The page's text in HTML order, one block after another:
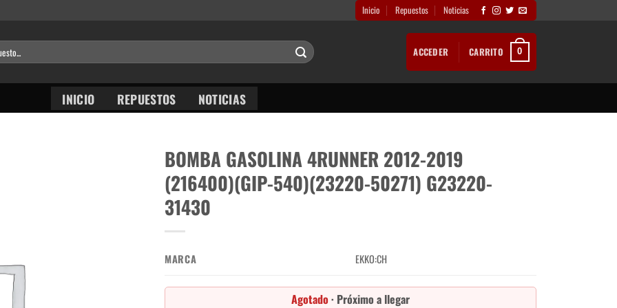
Inicio Repuestos Noticias
ACCEDER CARRITO 0
INICIO REPUESTOS NOTICIAS
BOMBA GASOLINA 4RUNNER 2012-2019
(216400)(GIP-540)(23220-50271) G23220-
31430
MARCA EKKO:CH
Agotado · Próximo a llegar